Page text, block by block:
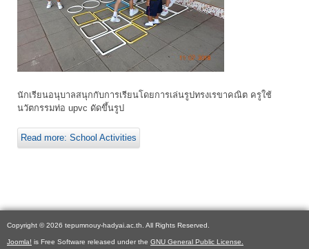
นักเรียนอนุบาลสนุกกับการเรียนโดยการเล่นรูปทรงเรขาคณิต ครูใช้
นวัตกรรมท่อ upvc ดัดขึ้นรูป
Read more: School Activities
Copyright © 2026 tepumnouy-hadyai.ac.th. All Rights Reserved.
Joomla! is Free Software released under the GNU General Public License.